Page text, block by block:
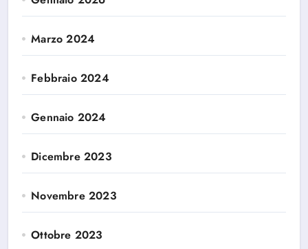
Marzo 2024
Febbraio 2024
Gennaio 2024
Dicembre 2023
Novembre 2023
Ottobre 2023